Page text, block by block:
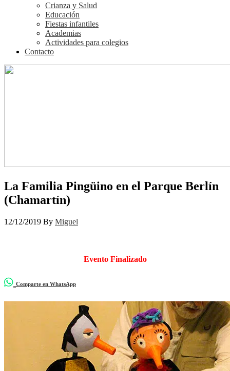
Crianza y Salud
Educación
Fiestas infantiles
Academias
Actividades para colegios
Contacto
La Familia Pingüino en el Parque Berlín
(Chamartín)
12/12/2019 By Miguel
Evento Finalizado
Comparte en WhatsApp